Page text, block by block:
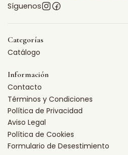
Síguenos
Categorías
Catálogo
Información
Contacto
Términos y Condiciones
Política de Privacidad
Aviso Legal
Política de Cookies
Formulario de Desestimiento